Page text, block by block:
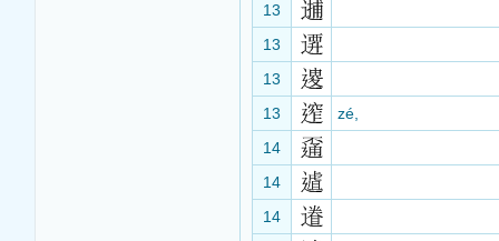
13
13
13
13
zé,
14
14
14